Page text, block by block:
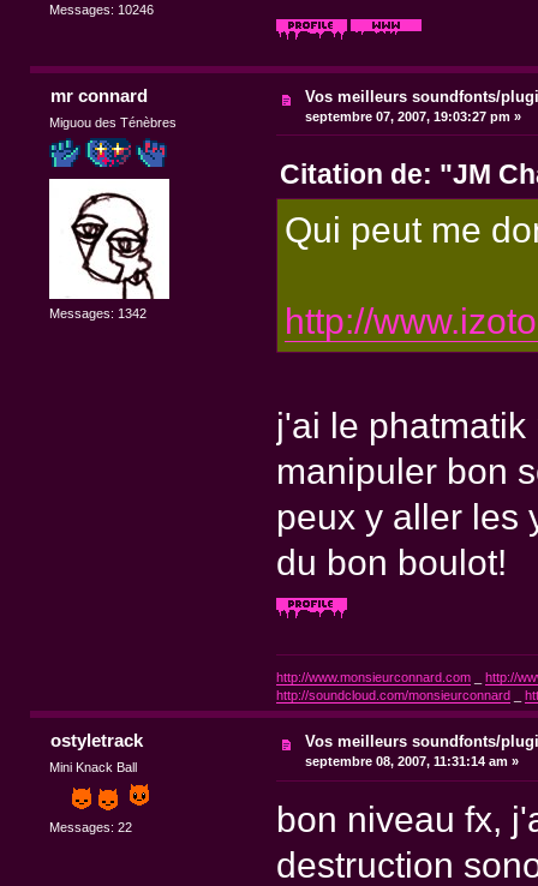
Messages: 10246
mr connard
Miguou des Ténèbres
Messages: 1342
Vos meilleurs soundfonts/
septembre 07, 2007, 19:03:27 pm »
Citation de: "JM
Qui peut me
http://
j'ai le
manipuler bon
peux y aller les
du bon boulot!
http://www.monsieurconnard.com_
http://
http://soundcloud.com/monsieurconnard
ostyletrack
Mini Knack Ball
Messages: 22
Vos meilleurs soundfonts/
septembre 08, 2007, 11:31:14 am »
bon niveau fx,
destruction